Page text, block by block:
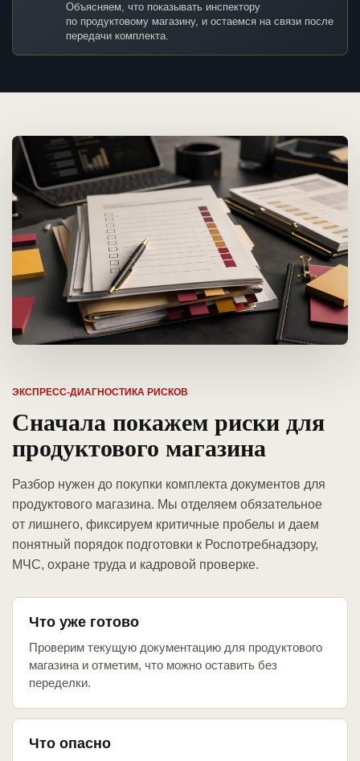
Объясняем, что показывать инспектору
по продуктовому магазину, и остаемся на связи после
передачи комплекта.
ЭКСПРЕСС-ДИАГНОСТИКА РИСКОВ
Сначала покажем риски для
продуктового магазина
Разбор нужен до покупки комплекта документов для
продуктового магазина. Мы отделяем обязательное
от лишнего, фиксируем критичные пробелы и даем
понятный порядок подготовки к Роспотребнадзору,
МЧС, охране труда и кадровой проверке.
Что уже готово
Проверим текущую документацию для продуктового
магазина и отметим, что можно оставить без
переделки.
Что опасно